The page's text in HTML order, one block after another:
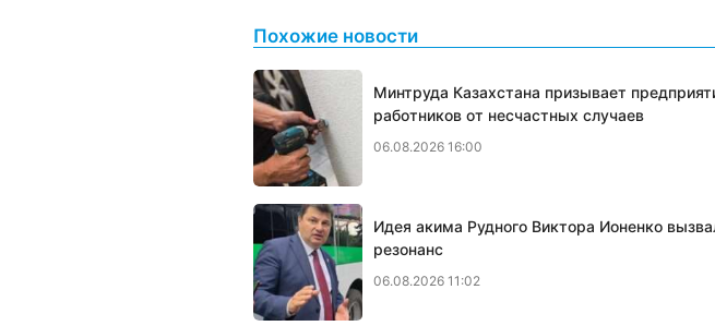
Похожие новости
Минтруда Казахстана призывает
работников от несчастных случаев
06.08.2026 16:00
Идея акима Рудного Виктора Ионенко
резонанс
06.08.2026 11:02